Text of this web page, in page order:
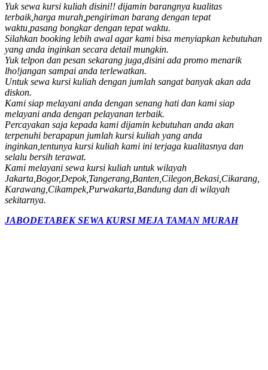
Yuk sewa kursi kuliah disini!! dijamin barangnya kualitas
terbaik,harga murah,pengiriman barang dengan tepat
waktu,pasang bongkar dengan tepat waktu.
Silahkan booking lebih awal agar kami bisa menyiapkan kebutuhan
yang anda inginkan secara detail mungkin.
Yuk telpon dan pesan sekarang juga,disini ada promo menarik
lho!jangan sampai anda terlewatkan.
Untuk sewa kursi kuliah dengan jumlah sangat banyak akan ada
diskon.
Kami siap melayani anda dengan senang hati dan kami siap
melayani anda dengan pelayanan terbaik.
Percayakan saja kepada kami dijamin kebutuhan anda akan
terpenuhi berapapun jumlah kursi kuliah yang anda
inginkan,tentunya kursi kuliah kami ini terjaga kualitasnya dan
selalu bersih terawat.
Kami melayani sewa kursi kuliah untuk wilayah
Jakarta,Bogor,Depok,Tangerang,Banten,Cilegon,Bekasi,Cikarang,
Karawang,Cikampek,Purwakarta,Bandung dan di wilayah
sekitarnya.
JABODETABEK SEWA KURSI MEJA TAMAN MURAH